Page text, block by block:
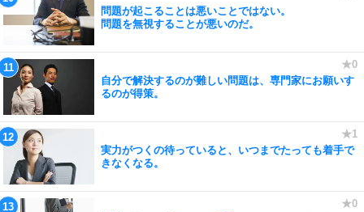
問題が起こることは悪いことではない。
問題を無視することが悪いのだ。
自分で解決するのが難しい問題は、専門家にお願いす
るのが得策。
実力がつくの待っていると、いつまでたっても着手で
きなくなる。